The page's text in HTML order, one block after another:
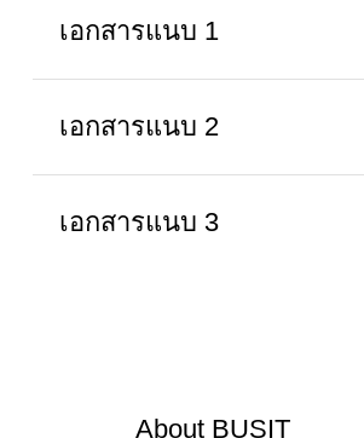
เอกสารแนบ 1
เอกสารแนบ 2
เอกสารแนบ 3
AboutBUSIT